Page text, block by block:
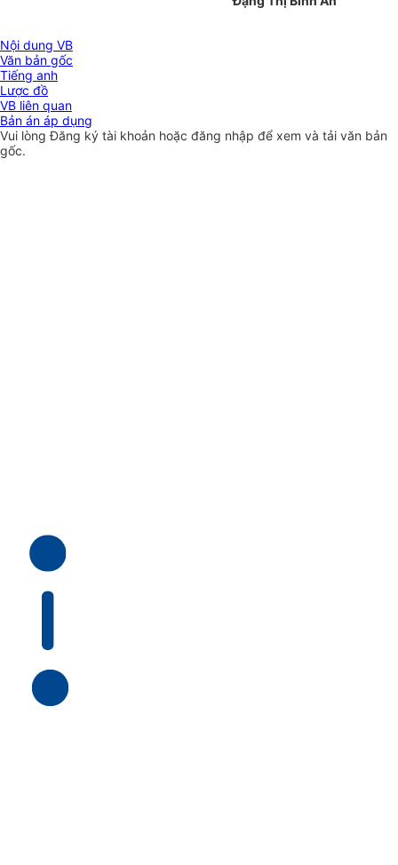
Nội dung VB
Văn bản gốc
Tiếng anh
Lược đồ
VB liên quan
Bản án áp dụng
Vui lòngĐăng ký tài khoản hoặc đăng nhập để xem và tải văn bản
gốc.